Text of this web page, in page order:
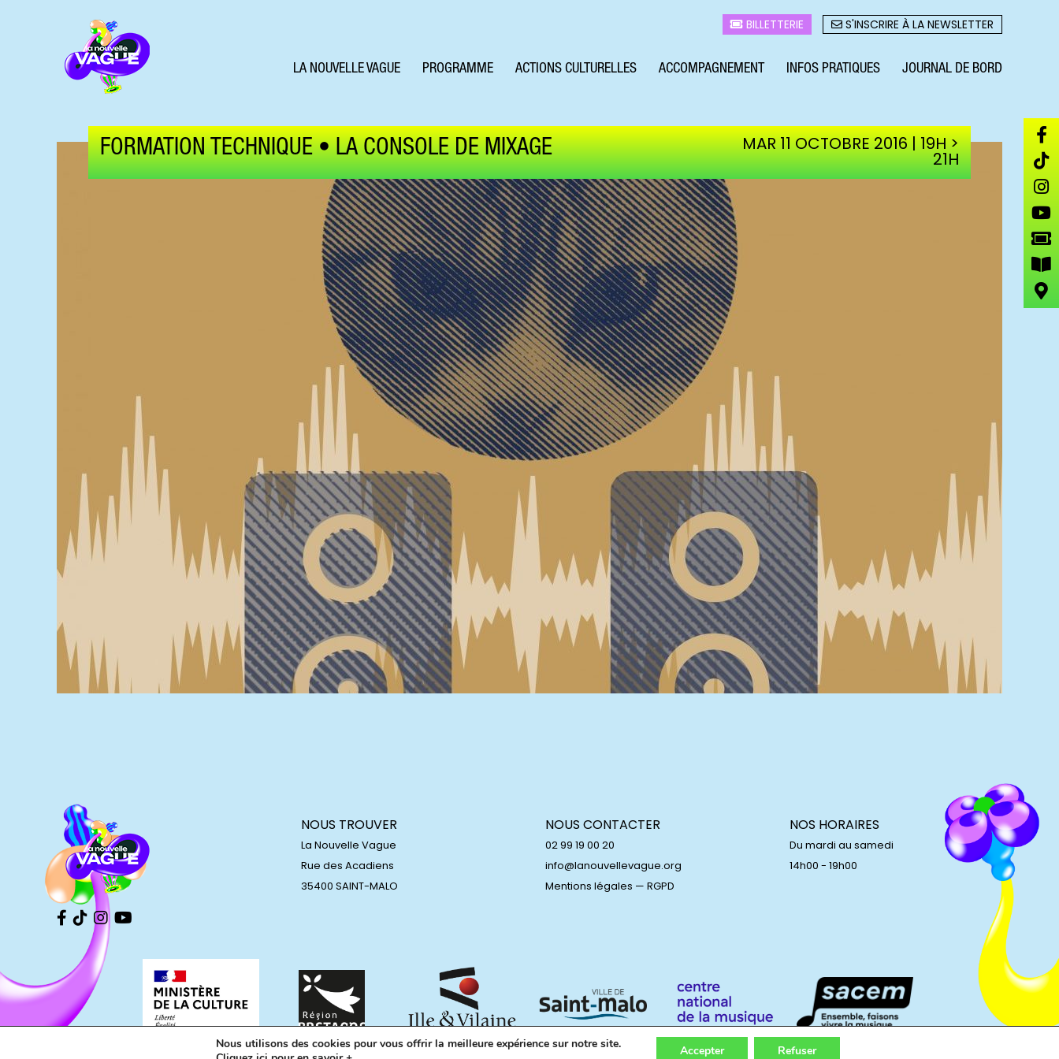
BILLETTERIE S'INSCRIRE À LA NEWSLETTER
LA NOUVELLE VAGUE PROGRAMME ACTIONS CULTURELLES ACCOMPAGNEMENT INFOS PRATIQUES JOURNAL DE BORD
FORMATION TECHNIQUE • LA CONSOLE DE MIXAGE MAR 11 OCTOBRE 2016 | 19H >
21H
NOUS TROUVER
La Nouvelle Vague
Rue des Acadiens
35400 SAINT-MALO
NOUS CONTACTER
02 99 19 00 20
info@lanouvellevague.org
Mentions légales — RGPD
NOS HORAIRES
Du mardi au samedi
14h00 - 19h00
Nous utilisons des cookies pour vous offrir la meilleure expérience sur notre site.
Accepter Refuser